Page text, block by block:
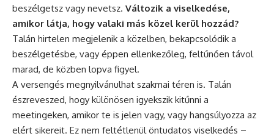
beszélgetsz vagy nevetsz. Változik a viselkedése,
amikor látja, hogy valaki más közel kerül hozzád?
Talán hirtelen megjelenik a közelben, bekapcsolódik a
beszélgetésbe, vagy éppen ellenkezőleg, feltűnően távol
marad, de közben lopva figyel.
A versengés megnyilvánulhat szakmai téren is. Talán
észreveszed, hogy különösen igyekszik kitűnni a
meetingeken, amikor te is jelen vagy, vagy hangsúlyozza az
elért sikereit. Ez nem feltétlenül öntudatos viselkedés –